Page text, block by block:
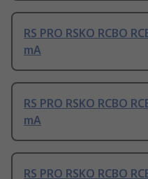
RS PRO RSKO RCBO
mA
RS PRO RSKO RCBO
mA
RS PRO RSKO RCBO